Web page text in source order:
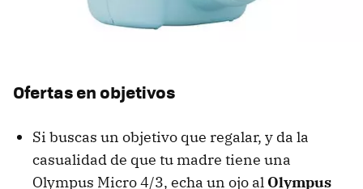
Ofertas en objetivos
Si buscas un objetivo que regalar, y da la
casualidad de que tu madre tiene una
Olympus Micro 4/3, echa un ojo al Olympus